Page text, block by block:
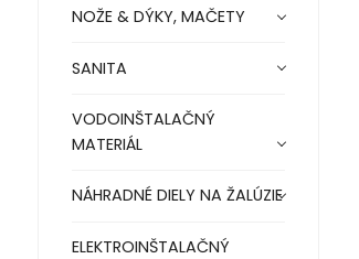
NOŽE & DÝKY, MAČETY
SANITA
VODOINŠTALAČNÝ
MATERIÁL
NÁHRADNÉ DIELY NA ŽALÚZIE
ELEKTROINŠTALAČNÝ